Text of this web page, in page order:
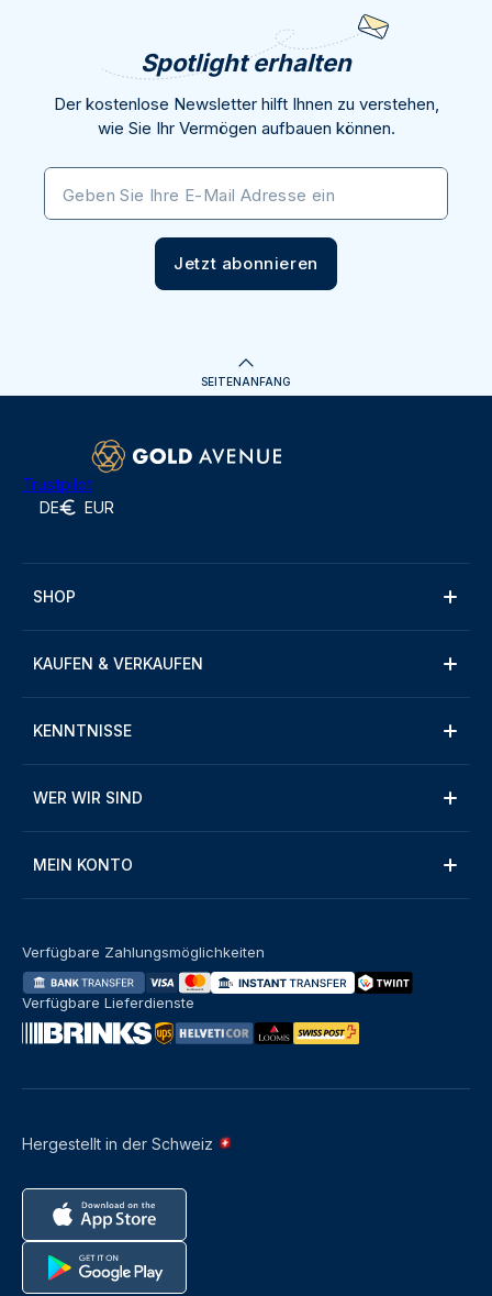
Spotlight erhalten
Der kostenlose Newsletter hilft Ihnen zu verstehen,
wie Sie Ihr Vermögen aufbauen können.
Geben Sie Ihre E-Mail Adresse ein
Jetzt abonnieren
SEITENANFANG
Trustpilot
DE EUR
SHOP
KAUFEN & VERKAUFEN
KENNTNISSE
WER WIR SIND
MEIN KONTO
Hergestellt in der Schweiz
Verfügbare Zahlungsmöglichkeiten
Verfügbare Lieferdienste